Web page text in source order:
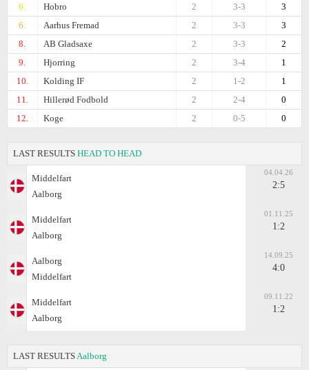
6.
Hobro 3
3-3
2
6.
Aarhus Fremad 3
3-3
2
8.
AB Gladsaxe 2
3-3
2
9.
Hjorring 1
3-4
2
10.
Kolding IF 1
1-2
2
11.
Hillerød Fodbold 0
2-4
2
12.
Koge 0
0-5
2
LAST RESULTS HEAD TO HEAD
Middelfart
Aalborg
04.04.26
2:5
Middelfart
Aalborg
01.11.25
1:2
Aalborg
Middelfart
14.09.25
4:0
Middelfart
Aalborg
09.11.22
1:2
LAST RESULTS Aalborg